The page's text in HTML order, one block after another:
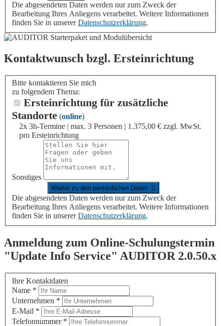
Die abgesendeten Daten werden nur zum Zweck der
Bearbeitung Ihres Anliegens verarbeitet. Weitere Informationen
finden Sie in unsererDatenschutzerklärung.
Kontaktwunsch bzgl. Ersteinrichtung
Bitte kontaktieren Sie mich
zu folgendem Thema:
Ersteinrichtung für zusätzliche
Standorte (online)
2x 3h-Termine | max. 3 Personen | 1.375,00 € zzgl. MwSt.
pro Ersteinrichtung
Sonstiges
Die abgesendeten Daten werden nur zum Zweck der
Bearbeitung Ihres Anliegens verarbeitet. Weitere Informationen
finden Sie in unsererDatenschutzerklärung.
Anmeldung zum Online-Schulungstermin
"Update Info Service" AUDITOR2.0.50.x
Ihre Kontaktdaten
Name *
Unternehmen *
E-Mail *
Telefonnummer *